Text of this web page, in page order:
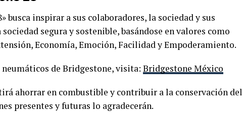
busca inspirar a sus colaboradores, la sociedad y sus
segura y sostenible, basándose en valores como
Economía, Emoción, Facilidad y Empoderamiento.
de Bridgestone, visita: Bridgestone México
ahorrar en combustible y contribuir a la conservación del
presentes y futuras lo agradecerán.